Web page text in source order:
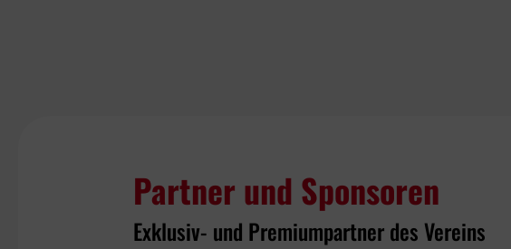
Partner und Sponsoren
Exklusiv- und Premiumpartner des Vereins